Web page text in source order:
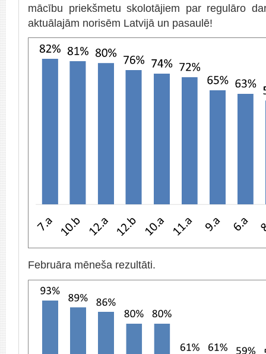
mācību priekšmetu skolotājiem par regulāro
aktuālajām norisēm Latvijā un pasaulē!
Februāra mēneša rezultāti.